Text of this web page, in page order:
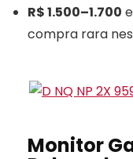
R$ 1.500–1.700
compra rara
Monitor